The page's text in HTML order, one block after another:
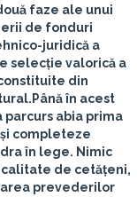
faze ale unui
de fonduri
juridică a
selecție valorică a
din
Până în acest
abia prima
completeze
în lege. Nimic
calitate de cetățeni,
prevederilor